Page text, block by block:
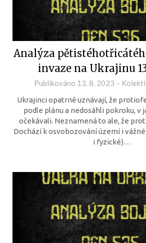
Analýza
invaze na Ukrajinu
Publikováno 13. 8. 2023 –
Ukrajinci opatrně uznávají, že
podle plánu a nedosáhli pokroku, v
očekávali. Neznamená to ale, že
Dochází k osvobozování území i
i fyzické)…